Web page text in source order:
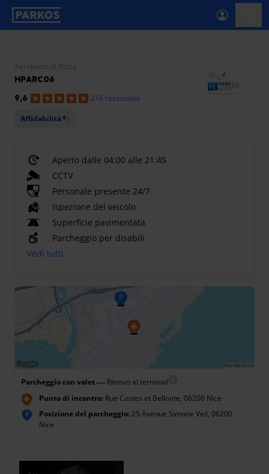
etichetta-navigazione-principale
Aeroporto di Nizza
HPARC06
9,6
216 recensioni
Affidabilità
Aperto dalle 04:00 alle 21:45
CCTV
Personale presente 24/7
Ispezione del veicolo
Superficie pavimentata
Parcheggio per disabili
Vedi tutti
Parcheggio con valet— Ritrovo al terminal
Punto di incontro: Rue Costes et Bellonte, 06206 Nice
P Posizione del parcheggio:25 Avenue Simone Veil, 06200
Nice